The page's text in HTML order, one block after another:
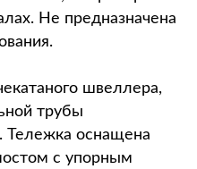
Не предназначена
швеллера,
трубы
Тележка оснащена
с упорным